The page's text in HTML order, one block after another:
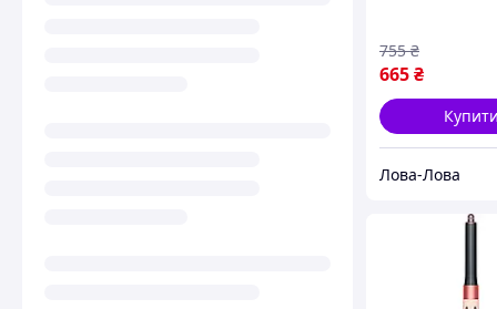
665₴
755 ₴
Купити
Лова-Лова